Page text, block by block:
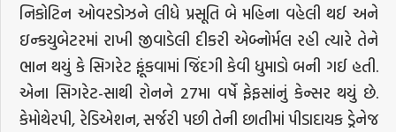
નિકોટિન ઓવરડોઝને લીધે પ્રસૂતિ બે મહિના વહેલી થઈ અને
ઇન્કયુબેટરમાં રાખી જીવાડેલી દીકરી એબ્નોર્મલ રહી ત્યારે તેને
ભાન થયું કે સિગરેટ ફૂંકવામાં જિંદગી કેવી ધુમાડો બની ગઈ હતી.
એના સિગરેટ-સાથી રોનને 27મા વર્ષે ફેફસાંનું કેન્સર થયું છે.
કેમોથેરપી, રેડિએશન, સર્જરી પછી તેની છાતીમાં પીડાદાયક ડ્રેનેજ